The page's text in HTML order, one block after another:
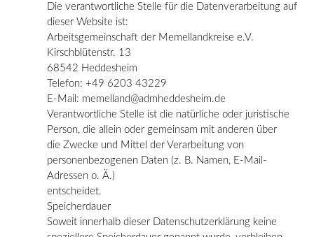
Die verantwortliche Stelle für die Datenverarbeitung auf
dieser Website ist:
Arbeitsgemeinschaft der Memellandkreise e.V.
Kirschblütenstr. 13
68542 Heddesheim
Telefon: +49 6203 43229
E-Mail: memelland@admheddesheim.de
Verantwortliche Stelle ist die natürliche oder juristische
Person, die allein oder gemeinsam mit anderen über
die Zwecke und Mittel der Verarbeitung von
personenbezogenen Daten (z. B. Namen, E-Mail-
Adressen o. Ä.)
entscheidet.
Speicherdauer
Soweit innerhalb dieser Datenschutzerklärung keine